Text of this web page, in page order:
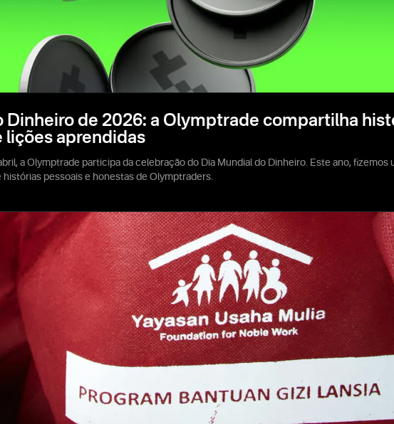
Dinheiro de 2026: a Olymptrade compartilha
lições aprendidas
a Olymptrade participa da celebração do Dia Mundial do Dinheiro. Este ano,
pessoais e honestas de Olymptraders.